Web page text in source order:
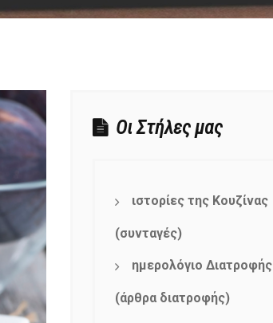
Οι Στήλες μας
ιστορίες της Κουζίνας
(συνταγές)
ημερολόγιο Διατροφής
(άρθρα διατροφής)